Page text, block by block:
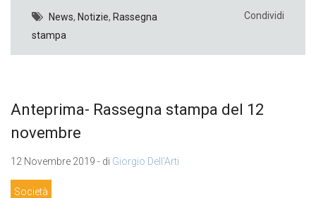
News, Notizie, Rassegna
stampa
Condividi
Anteprima- Rassegna stampa del 12
novembre
12 Novembre 2019 - di Giorgio Dell'Arti
Società